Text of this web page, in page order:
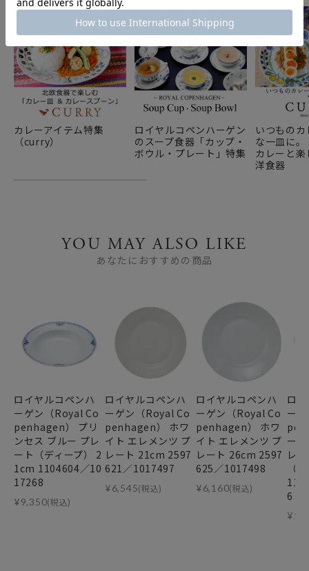
カレーアイテム特集
（curry）
ロイヤルコペンハーゲン
のスープ食器「カップ・
ボウル・プレート」特集
いつもの
な一皿に
カレーと
洋食器
YOU MAY ALSO LIKE
あなたにおすすめの商品
ロイヤルコペンハ
ーゲン（Royal Co
penhagen） プリ
ンセス ブルー プレ
ート（ディープ） 2
1cm 1104604／10
17268
¥9,350(税込)
ロイヤルコペンハ
ーゲン（Royal Co
penhagen） ホワ
イト エレメンツ プ
レート 21cm 2597
621／1017497
¥6,545(税込)
ロイヤルコペンハ
ーゲン（Royal Co
penhagen） ホワ
イト エレメンツ プ
レート 26cm 2597
625／1017498
¥6,160(税込)
ロ
ー
ー
レ
（
6
¥